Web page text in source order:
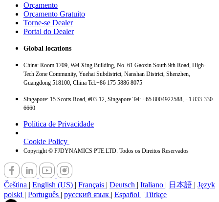
Orçamento
Orçamento Gratuito
Torne-se Dealer
Portal do Dealer
Global locations
China: Room 1709, Wei Xing Building, No. 61 Gaoxin South 9th Road, High-
Tech Zone Community, Yuehai Subdistrict, Nanshan District, Shenzhen,
Guangdong 518100, China Tel:+86 175 5886 8075
Singapore: 15 Scotts Road, #03-12, Singapore Tel: +65 8004922588, +1 833-330-
6660
Política de Privacidade
Cookie Policy
Copyright © FJDYNAMICS PTE.LTD. Todos os Direitos Reservados
Čeština | English (US) | Français | Deutsch | Italiano | 日本語 | Język
polski | Português | русский язык | Español | Türkçe